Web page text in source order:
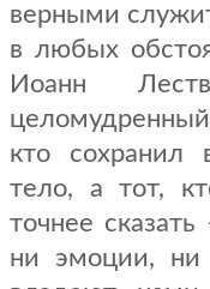
верными
в любых
Иоанн
кто сохранил
тело, а тот,
точнее
ни эмоции, ни